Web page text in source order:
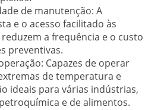
de manutenção: A
e o acesso facilitado às
a frequência e o custo
preventivas.
Capazes de operar
de temperatura e
ideais para várias indústrias,
e de alimentos.